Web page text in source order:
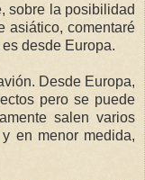
sobre la posibilidad
asiático, comentaré
desde Europa.
Desde Europa,
pero se puede
salen varios
y en menor medida,